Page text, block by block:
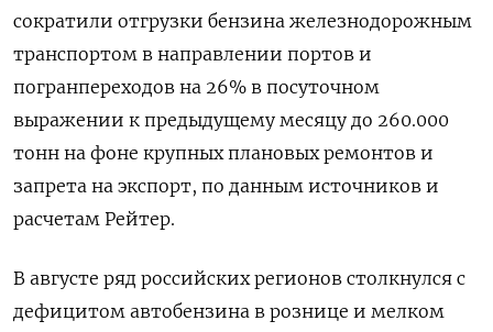
сократили отгрузки бензина железнодорожным
транспортом в направлении портов и
погранпереходов на 26% в посуточном
выражении к предыдущему месяцу до 260.000
тонн на фоне крупных плановых ремонтов и
запрета на экспорт, по данным источников и
расчетам Рейтер.
В августе ряд российских регионов столкнулся с
дефицитом автобензина в рознице и мелком